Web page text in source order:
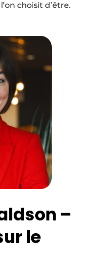
choisit d’être.
–
le